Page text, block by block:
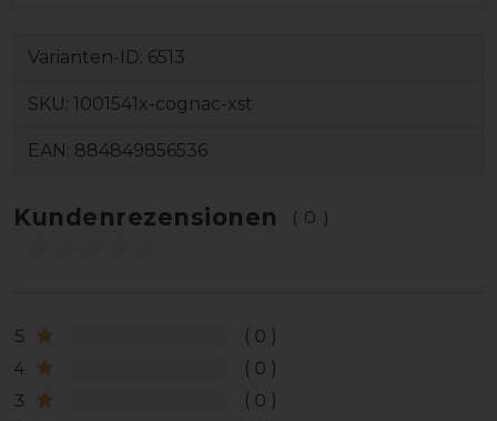
Varianten-ID: 6513
SKU: 1001541x-cognac-xst
EAN: 884849856536
Kundenrezensionen (0)
5
0
4
0
3
0